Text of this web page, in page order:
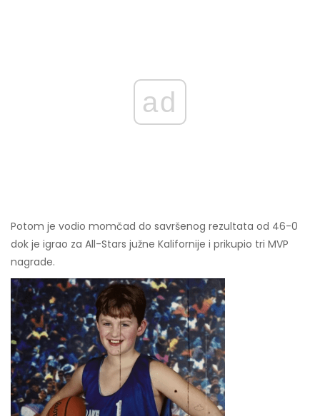
ad
Potom je vodio momčad do savršenog rezultata od 46-0
dok je igrao za All-Stars južne Kalifornije i prikupio tri MVP
nagrade.